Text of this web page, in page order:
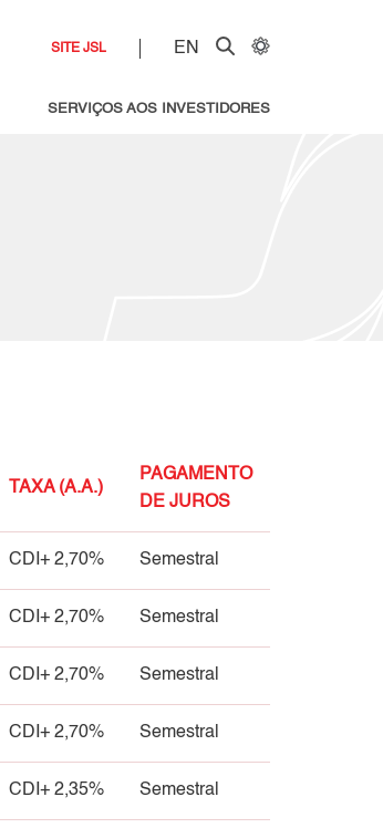
SITE JSL EN
SERVIÇOS AOS INVESTIDORES
TAXA (A.A.)
PAGAMENTO
DE JUROS
CDI+ 2,70% Semestral
CDI+ 2,70% Semestral
CDI+ 2,70% Semestral
CDI+ 2,70% Semestral
CDI+ 2,35% Semestral